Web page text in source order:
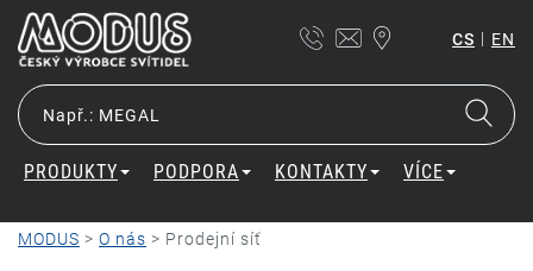
CS | EN
PRODUKTY PODPORA KONTAKTY VÍCE
MODUS > O nás > Prodejní síť